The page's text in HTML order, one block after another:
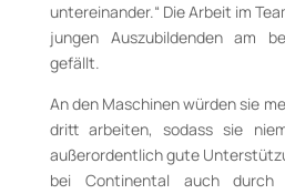
untereinander.“ Die Arbeit im
jungen Auszubildenden am
gefällt.
An den Maschinen würden sie
dritt arbeiten, sodass sie
außerordentlich gute
bei Continental auch durch